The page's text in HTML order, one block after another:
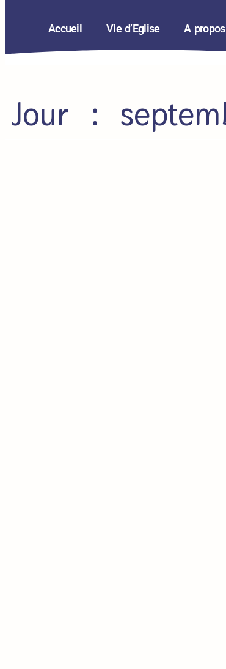
Accueil Vie d’Eglise A propos
Jour :